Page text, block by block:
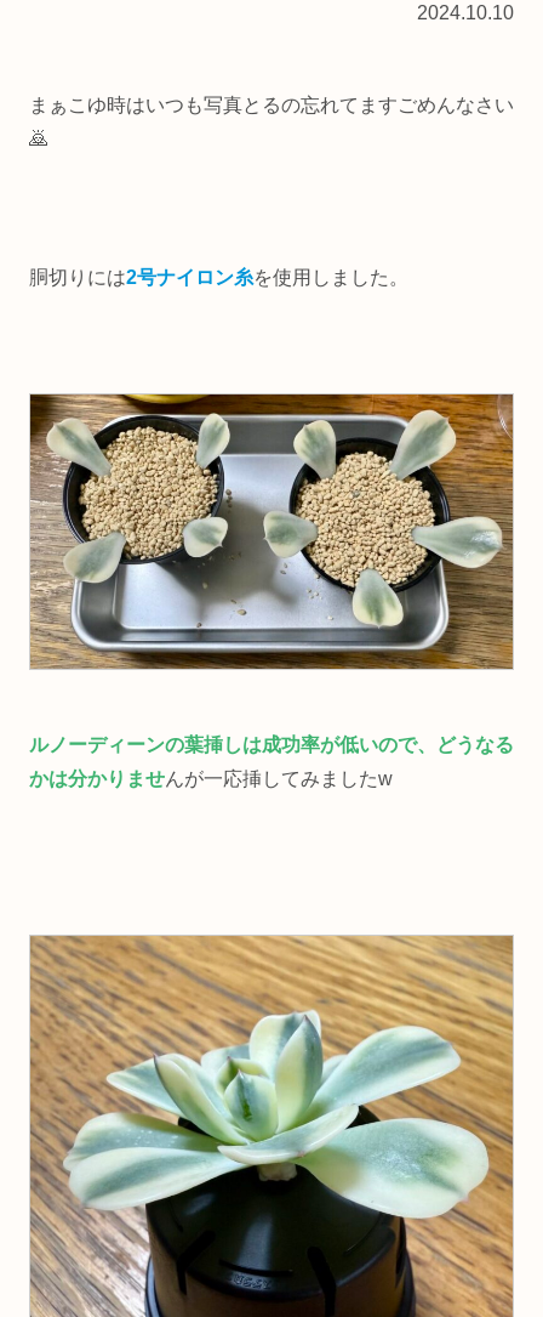
2024.10.10
まぁこゆ時はいつも写真とるの忘れてますごめんなさい
🙇
胴切りには2号ナイロン糸を使用しました。
ルノーディーンの葉挿しは成功率が低いので、どうなる
かは分かりませんが一応挿してみましたw